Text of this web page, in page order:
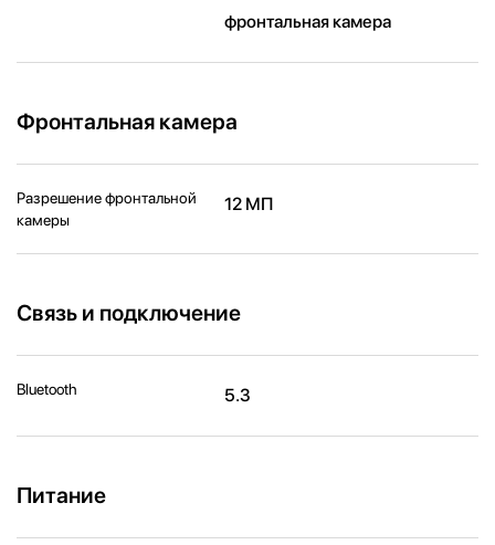
фронтальная камера
Фронтальная камера
Разрешение фронтальной
камеры
12 МП
Связь и подключение
Bluetooth 5.3
Питание